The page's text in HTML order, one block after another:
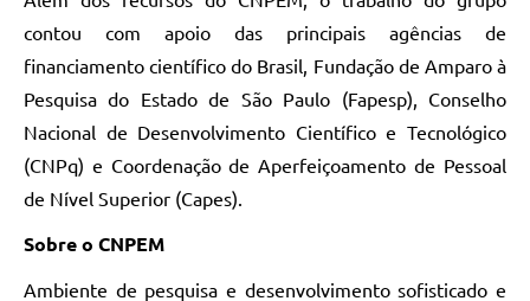
contou com apoio das principais agências de
financiamento científico do Brasil, Fundação de Amparo à
Pesquisa do Estado de São Paulo (Fapesp), Conselho
Nacional de Desenvolvimento Científico e Tecnológico
(CNPq) e Coordenação de Aperfeiçoamento de Pessoal
de Nível Superior (Capes).
Sobre o CNPEM
Ambiente de pesquisa e desenvolvimento sofisticado e